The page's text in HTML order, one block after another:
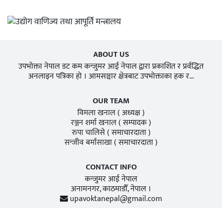
ABOUT US
उपभोक्ता नेपाल डट कम कन्जुमर आई नेपाल द्वारा प्रकाशित र प्रर्वद्धित
अनलाइन पत्रिका हो । आमसञ्चार क्षेत्रबाट उपभोक्ताका हक र...
OUR TEAM
विमला खनाल( अध्यक्ष )
रञ्जन शर्मा खनाल( सम्पादक )
रुपा चालिसे( समाचारदाता )
सन्जीव बर्मासाखा( समाचारदाता )
CONTACT INFO
कन्जुमर आई नेपाल
अनामनगर, काठमाडाैँ, नेपाल ।
upavoktanepal@gmail.com